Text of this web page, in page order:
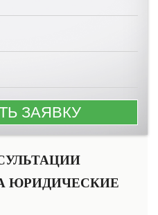
ЮРИДИЧЕСКИЕ